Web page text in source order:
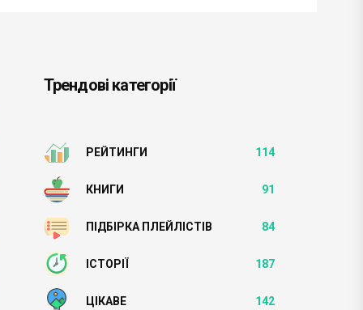
Трендові категорії
РЕЙТИНГИ 114
КНИГИ 91
ПІДБІРКА ПЛЕЙЛІСТІВ 84
ІСТОРІЇ 187
ЦІКАВЕ 142